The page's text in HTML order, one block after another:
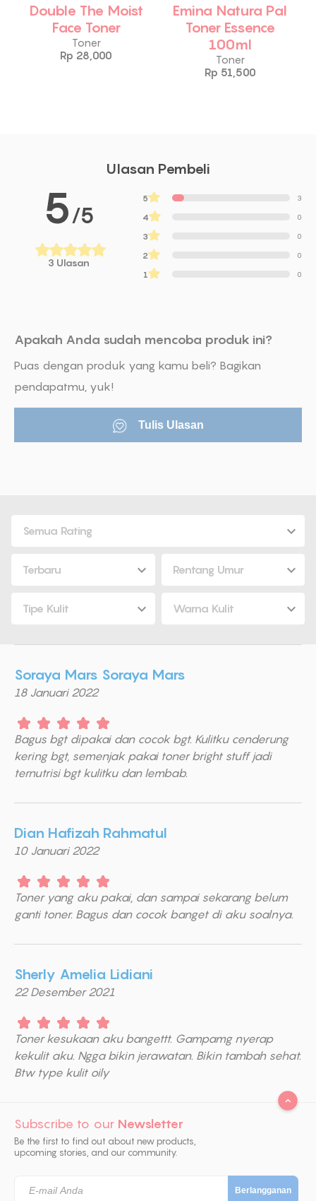
Double The Moist
Face Toner
Toner
Rp 28,000
Emina Natura Pal
Toner Essence
100ml
Toner
Rp 51,500
Ulasan Pembeli
5/5
3 Ulasan
5 3
4 0
3 0
2 0
1 0
Apakah Anda sudah mencoba produk ini?
Puas dengan produk yang kamu beli? Bagikan
pendapatmu, yuk!
Tulis Ulasan
Semua Rating
Terbaru Rentang Umur
Tipe Kulit Warna Kulit
Soraya Mars Soraya Mars
18 Januari 2022
Bagus bgt dipakai dan cocok bgt. Kulitku cenderung
kering bgt, semenjak pakai toner bright stuff jadi
ternutrisi bgt kulitku dan lembab.
Dian Hafizah Rahmatul
10 Januari 2022
Toner yang aku pakai, dan sampai sekarang belum
ganti toner. Bagus dan cocok banget di aku soalnya.
Sherly Amelia Lidiani
22 Desember 2021
Toner kesukaan aku bangettt. Gampamg nyerap
kekulit aku. Ngga bikin jerawatan. Bikin tambah sehat.
Btw type kulit oily
Subscribe to our Newsletter
Be the first to find out about new products,
upcoming stories, and our community.